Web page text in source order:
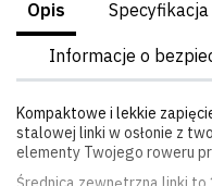
Opis Specyfikacja
Informacje o
Kompaktowe i lekkie
stalowej linki w osłonie z
elementy Twojego roweru